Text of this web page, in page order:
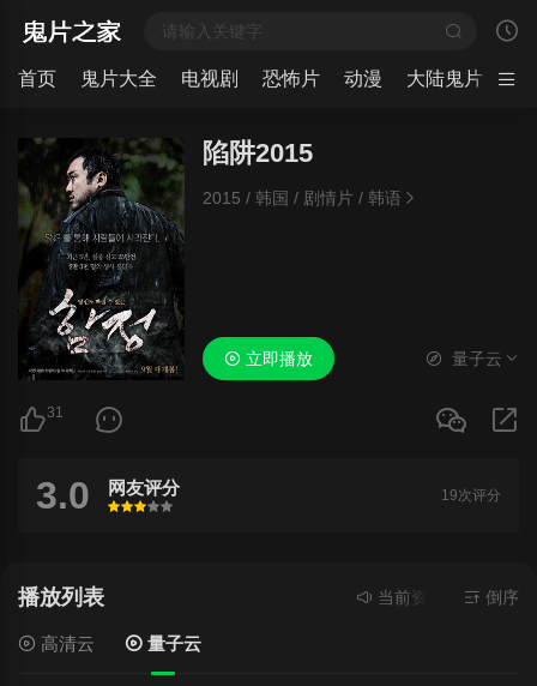
首页 鬼片大全 电视剧 恐怖片 动漫 大陆鬼片 日
陷阱2015
2015 / 韩国 / 剧情片 / 韩语
31
立即播放 量子云
3.0 网友评分
很差
较差还行推荐力荐
19次评分
播放列表 当前资源来源量子云-
倒序
高清云 量子云